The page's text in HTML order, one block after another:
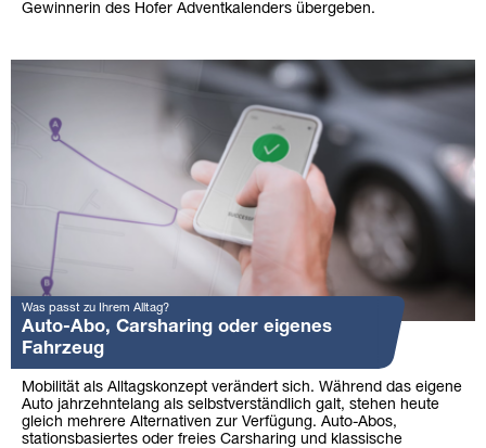
Gewinnerin des Hofer Adventkalenders übergeben.
Was passt zu Ihrem Alltag?
Auto-Abo, Carsharing oder eigenes
Fahrzeug
Mobilität als Alltagskonzept verändert sich. Während das eigene
Auto jahrzehntelang als selbstverständlich galt, stehen heute
gleich mehrere Alternativen zur Verfügung. Auto-Abos,
stationsbasiertes oder freies Carsharing und klassische